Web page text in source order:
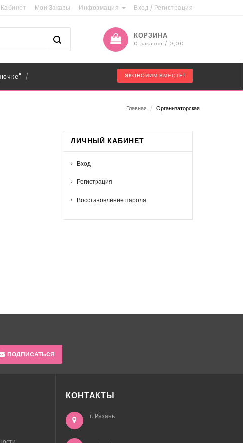
Мои Заказы Информация Вход / Регистрация
КОРЗИНА
0 заказов / 0,00
/ ЭКОНОМИМ ВМЕСТЕ!
Главная / Организаторская
ЛИЧНЫЙ КАБИНЕТ
Вход
Регистрация
Восстановление пароля
ПОДПИСАТЬСЯ
КОНТАКТЫ
г. Рязань